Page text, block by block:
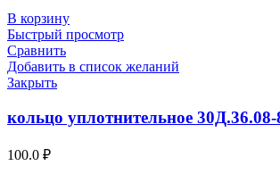
В корзину
Быстрый просмотр
Сравнить
Добавить в список желаний
Закрыть
кольцо уплотнительное
100.0 ₽